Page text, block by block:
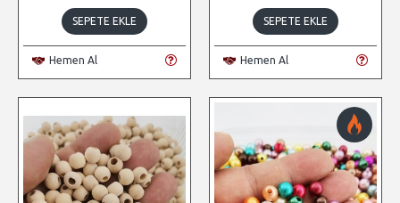
SEPETE EKLE
Hemen Al
SEPETE EKLE
Hemen Al